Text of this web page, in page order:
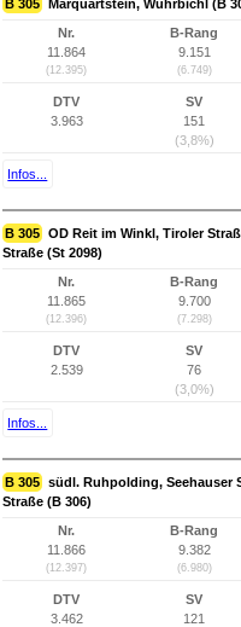
B 305 Marquartstein, Wuhrbichl (B
Nr.
11.864
(12.395)
B-Rang
9.151
(6.749)
DTV
3.963
SV
151
(3,8%)
Infos...
B 305 OD Reit im Winkl, Tiroler
Straße (St 2098)
Nr.
11.865
(12.396)
B-Rang
9.700
(7.298)
DTV
2.539
SV
76
(3,0%)
Infos...
B 305 südl. Ruhpolding, Seehauser
Straße (B 306)
Nr.
11.866
(12.397)
B-Rang
9.382
(6.980)
DTV
3.462
SV
121